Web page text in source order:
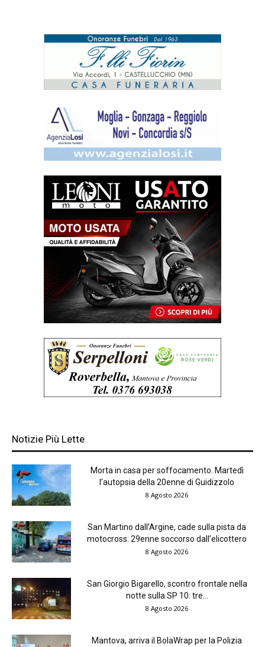
Notizie Più Lette
Morta in casa per soffocamento. Martedì
l’autopsia della 20enne di Guidizzolo
8 Agosto 2026
San Martino dall’Argine, cade sulla pista da
motocross: 29enne soccorso dall’elicottero
8 Agosto 2026
San Giorgio Bigarello, scontro frontale nella
notte sulla SP 10: tre...
8 Agosto 2026
Mantova, arriva il BolaWrap per la Polizia